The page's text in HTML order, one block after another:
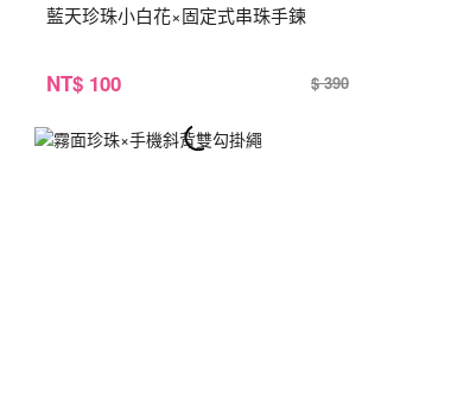
藍天珍珠小白花×固定式串珠手鍊
NT$ 100 $ 390